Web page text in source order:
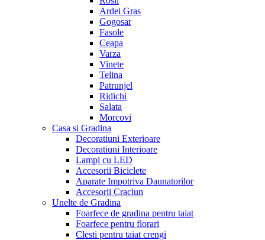
Ardei Gras
Gogosar
Fasole
Ceapa
Varza
Vinete
Telina
Patrunjel
Ridichi
Salata
Morcovi
Casa si Gradina
Decoratiuni Exterioare
Decoratiuni Interioare
Lampi cu LED
Accesorii Biciclete
Aparate Impotriva Daunatorilor
Accesorii Craciun
Unelte de Gradina
Foarfece de gradina pentru taiat
Foarfece pentru florari
Clesti pentru taiat crengi